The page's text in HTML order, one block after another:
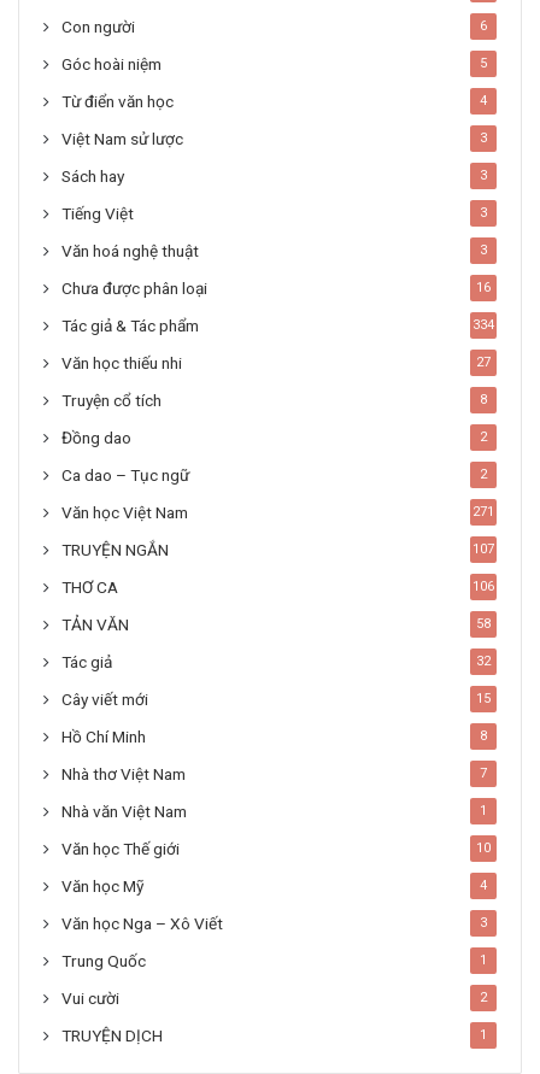
Con người 6
Góc hoài niệm 5
Từ điển văn học 4
Việt Nam sử lược 3
Sách hay 3
Tiếng Việt 3
Văn hoá nghệ thuật 3
Chưa được phân loại 16
Tác giả & Tác phẩm 334
Văn học thiếu nhi 27
Truyện cổ tích 8
Đồng dao 2
Ca dao – Tục ngữ 2
Văn học Việt Nam 271
TRUYỆN NGẮN 107
THƠ CA 106
TẢN VĂN 58
Tác giả 32
Cây viết mới 15
Hồ Chí Minh 8
Nhà thơ Việt Nam 7
Nhà văn Việt Nam 1
Văn học Thế giới 10
Văn học Mỹ 4
Văn học Nga – Xô Viết 3
Trung Quốc 1
Vui cười 2
TRUYỆN DỊCH 1